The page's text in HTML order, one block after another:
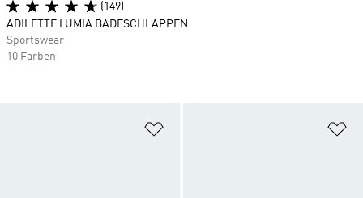
(149)
ADILETTE LUMIA BADESCHLAPPEN
Sportswear
10 Farben